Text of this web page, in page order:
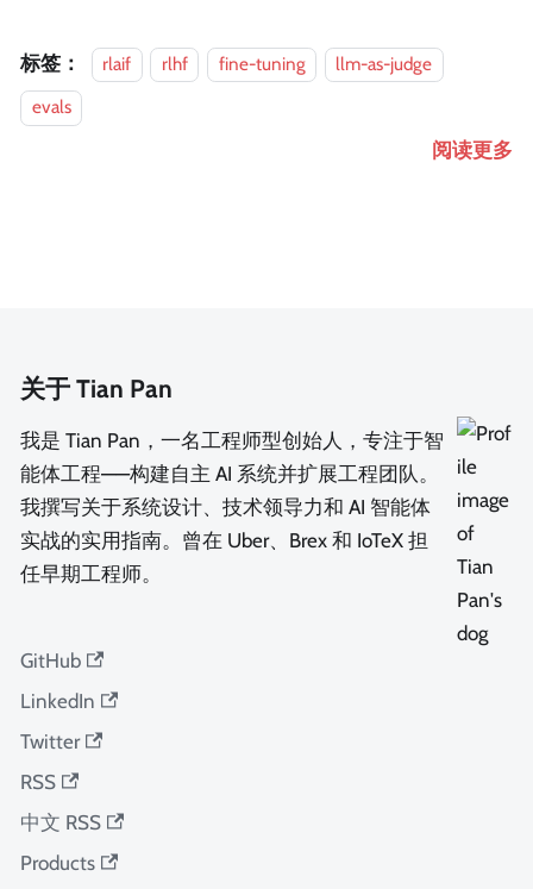
标签： rlaif rlhf fine-tuning
llm-as-judge
evals
阅读更多
关于 Tian Pan
我是 Tian Pan，一名工程师型创始人，专注于智
能体工程——构建自主 AI 系统并扩展工程团队。
我撰写关于系统设计、技术领导力和 AI 智能体
实战的实用指南。曾在 Uber、Brex 和 IoTeX 担
任早期工程师。
GitHub
LinkedIn
Twitter
RSS
中文 RSS
Products